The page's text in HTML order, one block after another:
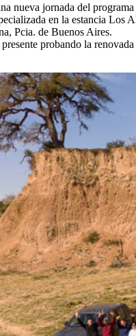
nueva jornada del
en la estancia Los
Pcia. de Buenos Aires.
probando la